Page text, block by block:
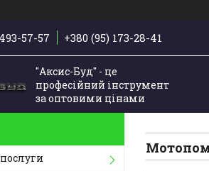
57-57 +380 (95) 173-28-41
"Аксис-Буд" - це
професійний інструмент
за оптовими цінами